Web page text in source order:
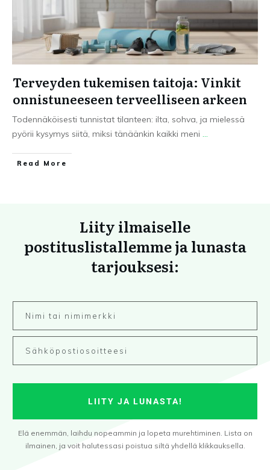
Terveyden tukemisen taitoja: Vinkit
onnistuneeseen terveelliseen arkeen
Todennäköisesti tunnistat tilanteen: ilta, sohva, ja mielessä
pyörii kysymys siitä, miksi tänäänkin kaikki meni ...
Read More
Liity ilmaiselle
postituslistallemme ja lunasta
tarjouksesi:
LIITY JA LUNASTA!
Elä enemmän, laihdu nopeammin ja lopeta murehtiminen. Lista on
ilmainen, ja voit halutessasi poistua siltä yhdellä klikkauksella.